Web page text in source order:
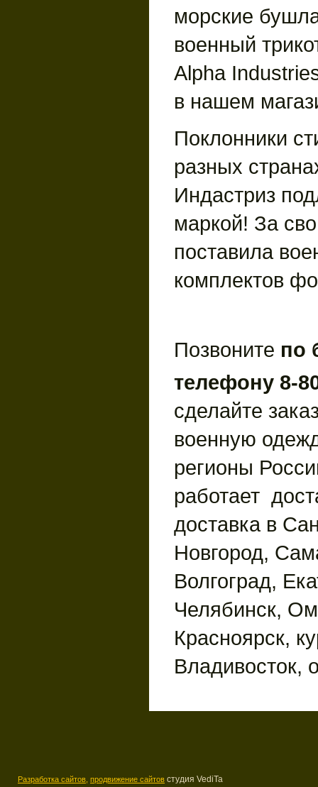
морские
военный
Alpha
в нашем
Поклонники
разных
Индастриз
маркой! За
поставила
комплектов
Позвоните по
телефону 8-
сделайте
военную
регионы
работает
доставка в
Новгород,
Волгоград,
Челябинск,
Красноярск,
Владивосток,
Разработка сайтов, продвижение сайтов студия VediTa